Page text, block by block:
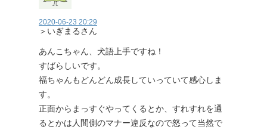
2020-06-23 20:29
＞いぎまるさん
あんこちゃん、犬語上手ですね！
すばらしいです。
福ちゃんもどんどん成長していっていて感心しま
す。
正面からまっすぐやってくるとか、すれすれを通
るとかは人間側のマナー違反なので怒って当然で